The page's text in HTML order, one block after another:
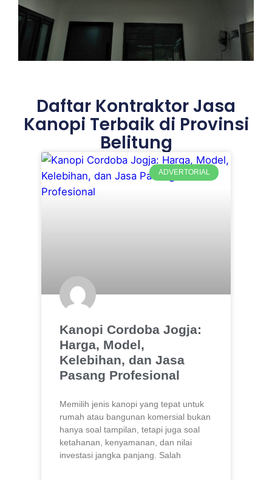
Daftar Kontraktor Jasa
Kanopi Terbaik di Provinsi
Belitung
ADVERTORIAL
Kanopi Cordoba Jogja:
Harga, Model,
Kelebihan, dan Jasa
Pasang Profesional
Memilih jenis kanopi yang tepat untuk
rumah atau bangunan komersial bukan
hanya soal tampilan, tetapi juga soal
ketahanan, kenyamanan, dan nilai
investasi jangka panjang. Salah